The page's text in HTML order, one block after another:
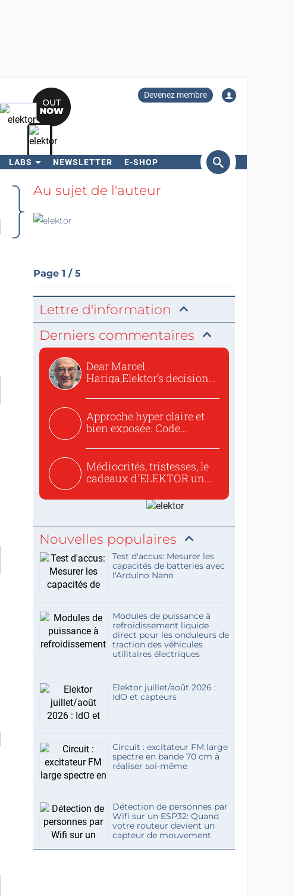
Devenez membre
LABS NEWSLETTER E-SHOP
RechercherAu sujet de l'auteur
Page 1 / 5
Lettre d'information
Derniers commentaires
Dear Marcel
Hariga,Elektor’s decision
Approche hyper claire et
bien exposée. Code
Médiocrités, tristesses, le
cadeaux d'ELEKTOR un
Nouvelles populaires
Test d'accus: Mesurer les
capacités de batteries avec
l'Arduino Nano
Modules de puissance à
refroidissement liquide
direct pour les onduleurs de
traction des véhicules
utilitaires électriques
Elektor juillet/août 2026 :
IdO et capteurs
Circuit : excitateur FM large
spectre en bande 70 cm à
réaliser soi-même
Détection de personnes par
Wifi sur un ESP32: Quand
votre routeur devient un
capteur de mouvement